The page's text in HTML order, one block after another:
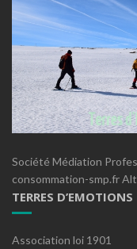
Société Médiation
consommation-smp.fr
TERRES D’EMOTIONS
Association loi 1901